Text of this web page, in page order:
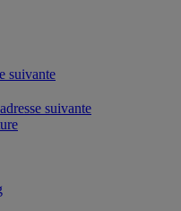
suivante
suivante